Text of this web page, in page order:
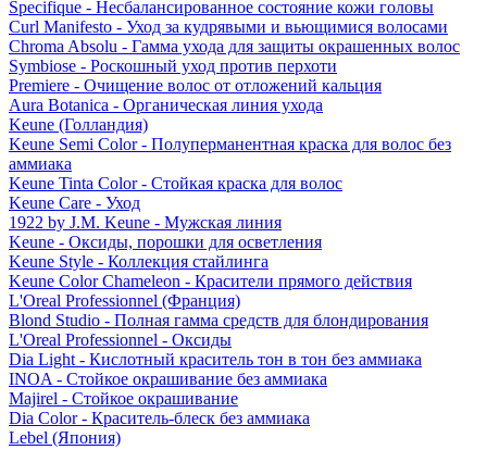
Specifique - Несбалансированное состояние кожи головы
Curl Manifesto - Уход за кудрявыми и вьющимися волосами
Chroma Absolu - Гамма ухода для защиты окрашенных волос
Symbiose - Роскошный уход против перхоти
Premiere - Очищение волос от отложений кальция
Aura Botanica - Органическая линия ухода
Keune (Голландия)
Keune Semi Color - Полуперманентная краска для волос без
аммиака
Keune Tinta Color - Стойкая краска для волос
Keune Care - Уход
1922 by J.M. Keune - Мужская линия
Keune - Оксиды, порошки для осветления
Keune Style - Коллекция стайлинга
Keune Color Chameleon - Красители прямого действия
L'Oreal Professionnel (Франция)
Blond Studio - Полная гамма средств для блондирования
L'Oreal Professionnel - Оксиды
Dia Light - Кислотный краситель тон в тон без аммиака
INOA - Стойкое окрашивание без аммиака
Majirel - Стойкое окрашивание
Dia Color - Краситель-блеск без аммиака
Lebel (Япония)